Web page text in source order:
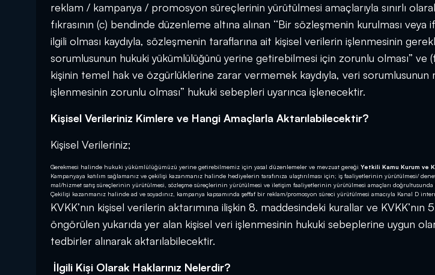
reklam / kampanya / promosyon süreçlerinin yürütülmesi amaçlarıyla sınırlı
fıkrasının (c) bendinde düzenleme altına alınan ‘‘Bir sözleşmenin kurulması
ilgili olması kaydıyla, sözleşmenin taraflarına ait kişisel verilerin işlenmesinin
sorumlusunun hukuki yükümlülüğünü yerine getirebilmesi için zorunlu olması” ve
kişinin temel hak ve özgürlüklerine zarar vermemek kaydıyla, veri
işlenmesinin zorunlu olması” hukuki sebepleri uyarınca işlenecektir.
Kişisel Verileriniz Kimlere ve Hangi Amaçlarla Aktarılabilecektir?
Kişisel Verileriniz;
Gerekmesi halinde hukuki yükümlülüğümüzü yerine getirebilmemiz için yasal düzenlemeler ve mevzuat gereği Yetkili Kamu Kurum ve
Kampanyaya katılım sağlamanız ve çekilişi kazanmanız halinde hediyelerin tarafınıza ulaştırılması için; iş faaliyetlerinin yürütülmesi/
mal/hizmet satış süreçlerinin yürütülmesi, sözleşme süreçlerinin yürütülmesi ve iletişim faaliyetlerinin yürütülmesi amaçları doğrultusunda
Çekilişi kazanmanız halinde ad ve soyadınız, kampanya kapsamında şeffaf bir reklam/promosyon süreci yürütülmesi amacıyla Kanal D
KVKK’nın kişisel verilerin aktarımına ilişkin 8. maddesindeki kurallar ve
öngörülen yukarıda yer alan kişisel veri işlenmesinin hukuki sebeplerine uygun
tedbirler alınarak aktarılabilecektir.
İlgili Kişi Olarak Haklarınız Nelerdir?